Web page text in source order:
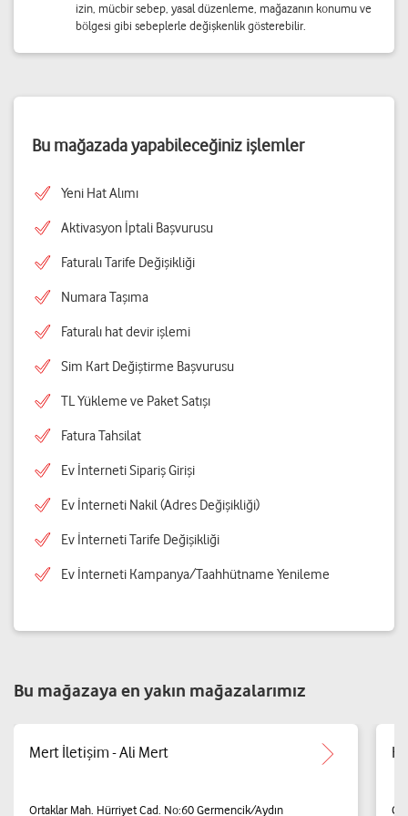
izin, mücbir sebep, yasal düzenleme, mağazanın konumu ve
bölgesi gibi sebeplerle değişkenlik gösterebilir.
Bu mağazada yapabileceğiniz işlemler
Yeni Hat Alımı
Aktivasyon İptali Başvurusu
Faturalı Tarife Değişikliği
Numara Taşıma
Faturalı hat devir işlemi
Sim Kart Değiştirme Başvurusu
TL Yükleme ve Paket Satışı
Fatura Tahsilat
Ev İnterneti Sipariş Girişi
Ev İnterneti Nakil (Adres Değişikliği)
Ev İnterneti Tarife Değişikliği
Ev İnterneti Kampanya/Taahhütname Yenileme
Bu mağazaya en yakın mağazalarımız
Mert İletişim - Ali Mert
Ortaklar Mah. Hürriyet Cad. No:60 Germencik/Aydın